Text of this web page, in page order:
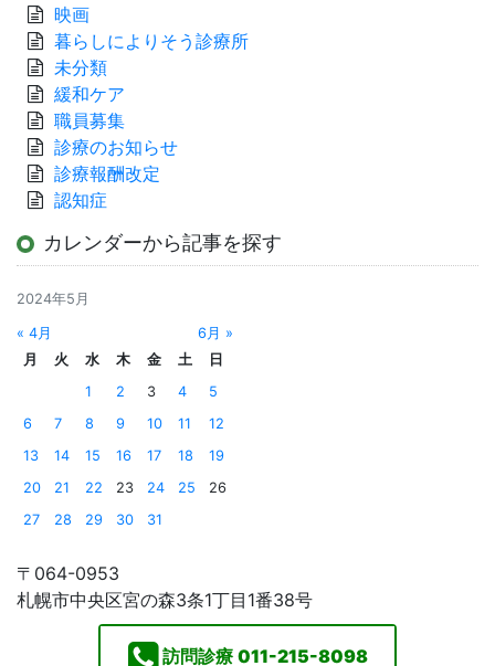
映画
暮らしによりそう診療所
未分類
緩和ケア
職員募集
診療のお知らせ
診療報酬改定
認知症
カレンダーから記事を探す
2024年5月
« 4月
6月 »
月
火 水 木 金 土
日
1
2 3 4
5
6
7 8 9 10 11
12
13
14 15 16 17 18
19
20
21 22 23 24 25
26
27
28 29 30 31
〒064-0953
札幌市中央区宮の森3条1丁目1番38号
訪問診療 011-215-8098